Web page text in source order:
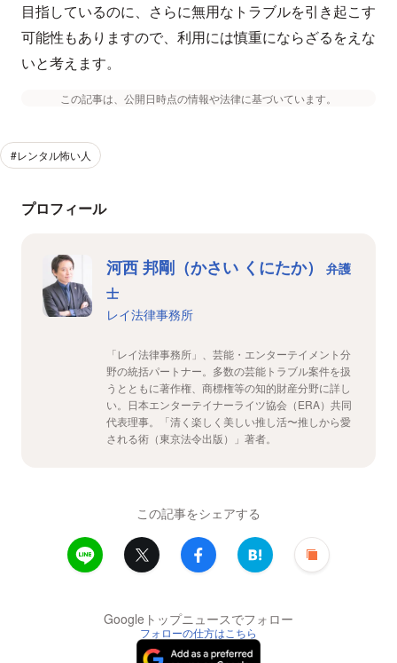
目指しているのに、さらに無用なトラブルを引き起こす
可能性もありますので、利用には慎重にならざるをえな
いと考えます。
この記事は、公開日時点の情報や法律に基づいています。
#レンタル怖い人
プロフィール
河西 邦剛（かさい くにたか）
弁護
士
レイ法律事務所
「レイ法律事務所」、芸能・エンターテイメント分
野の統括パートナー。多数の芸能トラブル案件を扱
うとともに著作権、商標権等の知的財産分野に詳し
い。日本エンターテイナーライツ協会（ERA）共同
代表理事。「清く楽しく美しい推し活〜推しから愛
される術（東京法令出版）」著者。
この記事をシェアする
Googleトップニュースでフォロー
フォローの仕方はこちら